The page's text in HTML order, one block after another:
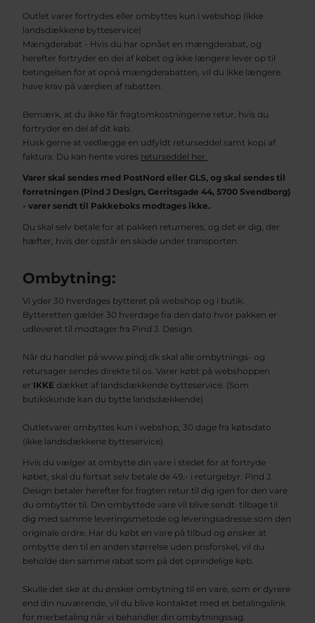
Outlet varer fortrydes eller ombyttes kun i webshop (ikke
landsdækkene bytteservice)
Mængderabat - Hvis du har opnået en mængderabat, og
herefter fortryder en del af købet og ikke længere lever op til
betingelsen for at opnå mængderabatten, vil du ikke længere
have krav på værdien af rabatten.
Bemærk, at du ikke får fragtomkostningerne retur, hvis du
fortryder en del af dit køb.
Husk gerne at vedlægge en udfyldt returseddel samt kopi af
faktura. Du kan hente vores returseddel her.
Varer skal sendes med PostNord eller GLS, og skal sendes til
forretningen (Pind J Design, Gerritsgade 44, 5700 Svendborg)
- varer sendt til Pakkeboks modtages ikke.
Du skal selv betale for at pakken returneres, og det er dig, der
hæfter, hvis der opstår en skade under transporten.
Ombytning:
Vi yder 30 hverdages bytteret på webshop og i butik.
Bytteretten gælder 30 hverdage fra den dato hvor pakken er
udleveret til modtager fra Pind J. Design.
Når du handler på www.pindj.dk skal alle ombytnings- og
retursager sendes direkte til os. Varer købt på webshoppen
er IKKE dækket af landsdækkende bytteservice. (Som
butikskunde kan du bytte landsdækkende)
Outletvarer ombyttes kun i webshop, 30 dage fra købsdato
(ikke landsdækkene bytteservice)
Hvis du vælger at ombytte din vare i stedet for at fortryde
købet, skal du fortsat selv betale de 49,- i returgebyr. Pind J.
Design betaler herefter for fragten retur til dig igen for den vare
du ombytter til. Din ombyttede vare vil blive sendt tilbage til
dig med samme leveringsmetode og leveringsadresse som den
originale ordre. Har du købt en vare på tilbud og ønsker at
ombytte den til en anden størrelse uden prisforskel, vil du
beholde den samme rabat som på det oprindelige køb.
Skulle det ske at du ønsker ombytning til en vare, som er dyrere
end din nuværende, vil du blive kontaktet med et betalingslink
for merbetaling når vi behandler din ombytningssag.